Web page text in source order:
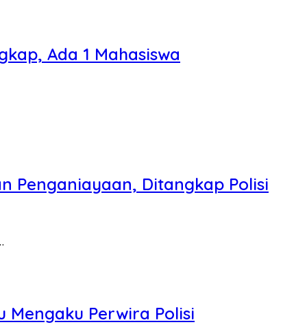
Ada 1 Mahasiswa
Penganiayaan, Ditangkap Polisi
Mengaku Perwira Polisi